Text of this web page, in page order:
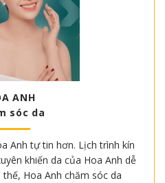
ANH
sóc da
Anh tự tin hơn. Lịch trình kín
khiến da của Hoa Anh dễ
Hoa Anh chăm sóc da